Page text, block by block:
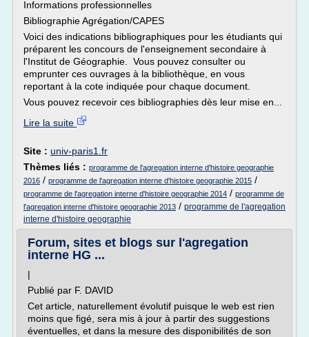
Informations professionnelles
Bibliographie Agrégation/CAPES
Voici des indications bibliographiques pour les étudiants qui
préparent les concours de l'enseignement secondaire à
l'Institut de Géographie. Vous pouvez consulter ou
emprunter ces ouvrages à la bibliothèque, en vous
reportant à la cote indiquée pour chaque document.
Vous pouvez recevoir ces bibliographies dès leur mise en...
Lire la suite
Site : univ-paris1.fr
Thèmes liés : programme de l'agregation interne d'histoire geographie
2016 / programme de l'agregation interne d'histoire geographie 2015 /
programme de l'agregation interne d'histoire geographie 2014 / programme de
l'agregation interne d'histoire geographie 2013 / programme de l'agregation
interne d'histoire geographie
Forum, sites et blogs sur l'agregation
interne HG ...
|
Publié par F. DAVID
Cet article, naturellement évolutif puisque le web est rien
moins que figé, sera mis à jour à partir des suggestions
éventuelles, et dans la mesure des disponibilités de son